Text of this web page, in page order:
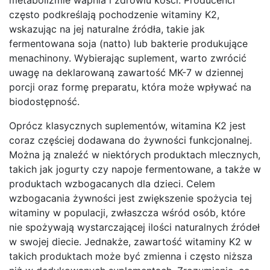
często podkreślają pochodzenie witaminy K2,
wskazując na jej naturalne źródła, takie jak
fermentowana soja (natto) lub bakterie produkujące
menachinony. Wybierając suplement, warto zwrócić
uwagę na deklarowaną zawartość MK-7 w dziennej
porcji oraz formę preparatu, która może wpływać na
biodostępność.
Oprócz klasycznych suplementów, witamina K2 jest
coraz częściej dodawana do żywności funkcjonalnej.
Można ją znaleźć w niektórych produktach mlecznych,
takich jak jogurty czy napoje fermentowane, a także w
produktach wzbogacanych dla dzieci. Celem
wzbogacania żywności jest zwiększenie spożycia tej
witaminy w populacji, zwłaszcza wśród osób, które
nie spożywają wystarczającej ilości naturalnych źródeł
w swojej diecie. Jednakże, zawartość witaminy K2 w
takich produktach może być zmienna i często niższa